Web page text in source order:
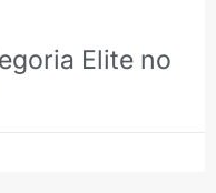
Elite no